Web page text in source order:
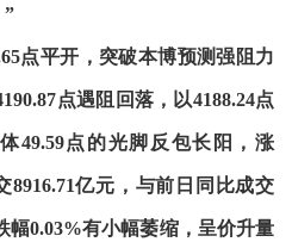
”
点平开，突破本博预测强阻力
点遇阻回落，以4188.24点
49.59点的光脚反包长阳，涨
8916.71亿元，与前日同比成交
幅0.03%有小幅萎缩，呈价升量